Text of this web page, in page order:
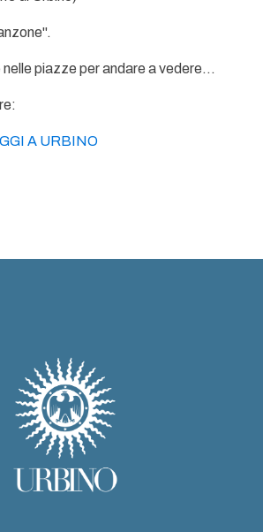
piazze per andare a vedere...
A URBINO